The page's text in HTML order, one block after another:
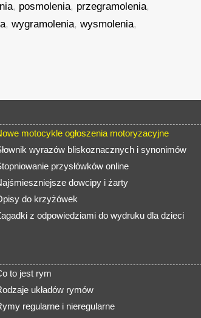
, posmolenia, przegramolenia,
,wygramolenia,wysmolenia,
motocykle ogłoszenia motoryzacyjne
wyrazów bliskoznacznych i synonimów
przysłówków online
dowcipy i żarty
do krzyżówek
z odpowiedziami do wydruku dla dzieci
to jest rym
układów rymów
regularne i nieregularne